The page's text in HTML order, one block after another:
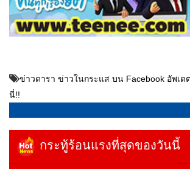
ข่าวดารา ข่าวในกระแส บน Facebook อัพเด
นี่!!
กระทู้ร้อนแรงที่สุดของวันนี้